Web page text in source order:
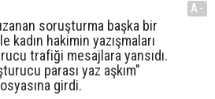
soruşturma başka bir
kadın hakimin yazışmaları
trafiği mesajlara yansıdı.
parası yaz aşkım"
girdi.
A-